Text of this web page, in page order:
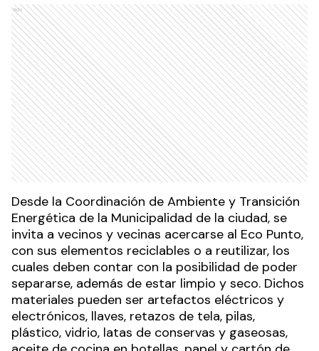
Ads
Desde la Coordinación de Ambiente y Transición
Energética de la Municipalidad de la ciudad, se
invita a vecinos y vecinas acercarse al Eco Punto,
con sus elementos reciclables o a reutilizar, los
cuales deben contar con la posibilidad de poder
separarse, además de estar limpio y seco. Dichos
materiales pueden ser artefactos eléctricos y
electrónicos, llaves, retazos de tela, pilas,
plástico, vidrio, latas de conservas y gaseosas,